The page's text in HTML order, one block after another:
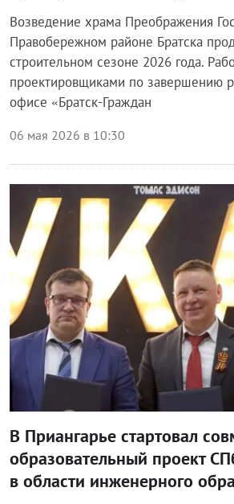
Возведение храма Преображения
Правобережном районе Братска
строительном сезоне 2026 года.
проектировщиками по завершению
офисе «Братск-Граждан
06 мая 2026 в 10:30
Блог правительства
В Приангарье стартовал
образовательный проект
в области инженерного